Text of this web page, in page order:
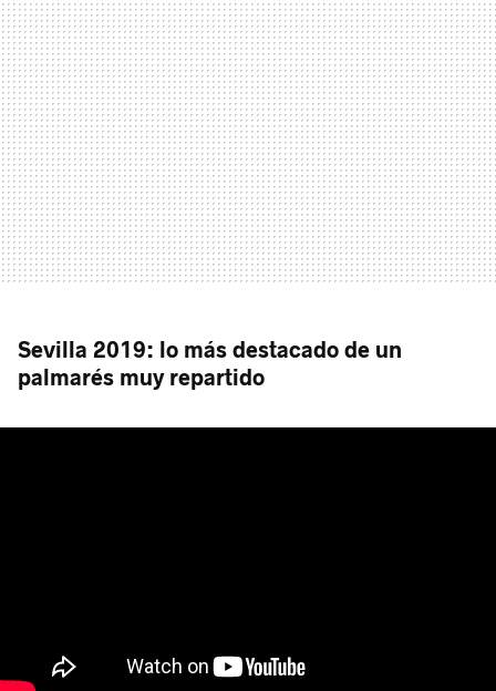
Sevilla 2019: lo más destacado de un
palmarés muy repartido